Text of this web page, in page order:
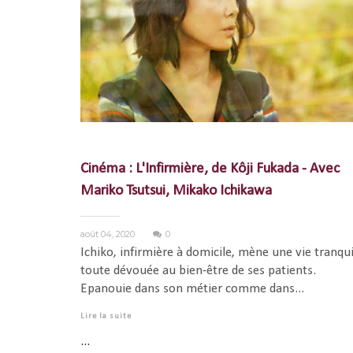
Cinéma : L'Infirmière, de Kôji Fukada - Avec
Mariko Tsutsui, Mikako Ichikawa
août 04, 2020 0
Ichiko, infirmière à domicile, mène une vie
toute dévouée au bien-être de ses patients.
Epanouie dans son métier comme dans...
Lire la suite
...